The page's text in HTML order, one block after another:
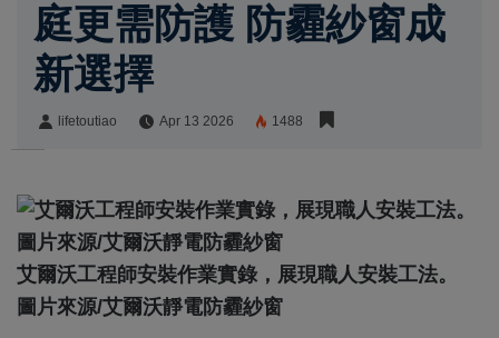
庭更需防護 防霾紗窗成
新選擇
lifetoutiao Apr 13 2026 1488
艾爾沃工程師安裝作業實錄，展現職人安裝工法。
圖片來源/艾爾沃靜電防霾紗窗